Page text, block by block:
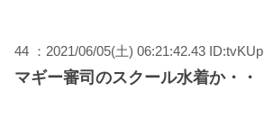
44 ：2021/06/05(土) 06:21:42.43
マギー審司のスクール水着か・・